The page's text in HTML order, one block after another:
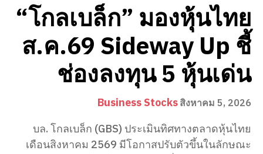
“โกลเบล็ก” มองหุ้นไทย
ส.ค.69 Sideway Up ชี้
ช่องลงทุน 5 หุ้นเด่น
Business Stocksสิงหาคม 5, 2026
บล. โกลเบล็ก (GBS) ประเมินทิศทางตลาดหุ้นไทย
เดือนสิงหาคม 2569 มีโอกาสปรับตัวขึ้นในลักษณะ